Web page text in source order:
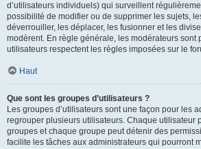
d’utilisateurs individuels) qui surveillent
possibilité de modifier ou de supprimer les sujets,
déverrouiller, les déplacer, les fusionner et les
modèrent. En règle générale, les modérateurs sont
utilisateurs respectent les règles imposées sur le
Haut
Que sont les groupes d’utilisateurs ?
Les groupes d’utilisateurs sont une façon pour les
regrouper plusieurs utilisateurs. Chaque utilisateur
groupes et chaque groupe peut détenir des
facilite les tâches aux administrateurs qui pourront